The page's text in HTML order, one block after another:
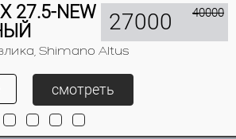
27.5-NEW
Shimano Altus
27000 40000
смотреть